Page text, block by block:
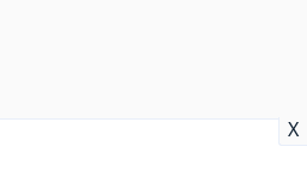
X